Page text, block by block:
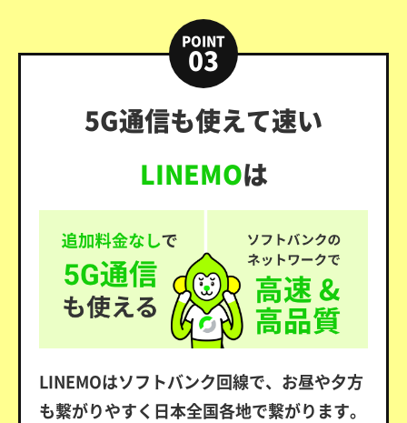
POINT
03
5G通信も使えて速い
LINEMOは
LINEMOはソフトバンク回線で、お昼や夕方
も繋がりやすく日本全国各地で繋がります。